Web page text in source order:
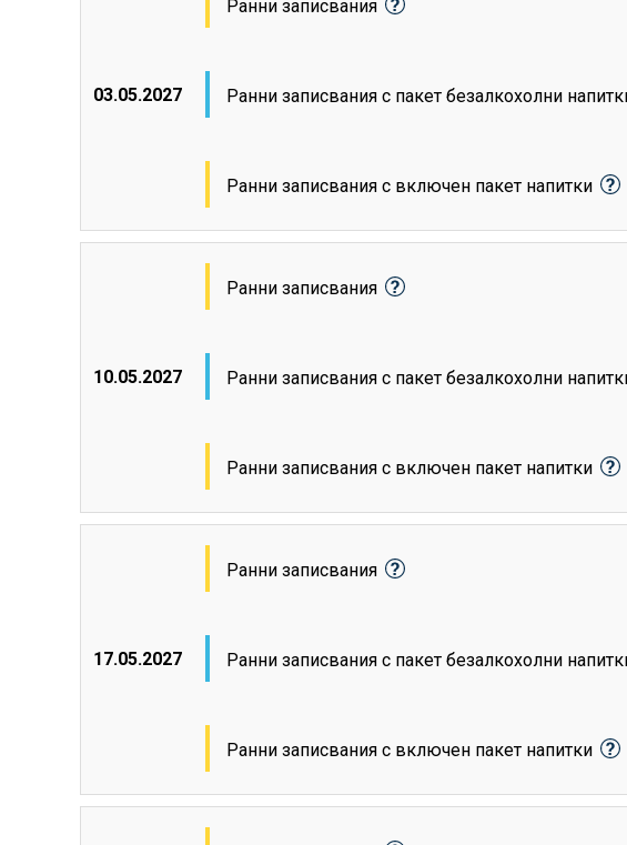
03.05.2027
Ранни записвания
Ранни записвания с пакет безалкохолни
Ранни записвания с включен пакет напитки
10.05.2027
Ранни записвания
Ранни записвания с пакет безалкохолни
Ранни записвания с включен пакет напитки
17.05.2027
Ранни записвания
Ранни записвания с пакет безалкохолни
Ранни записвания с включен пакет напитки